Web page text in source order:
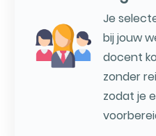
Je
bij jouw
docent
zonder
zodat je